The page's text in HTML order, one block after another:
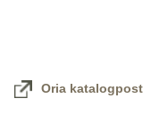
Oria katalogpost